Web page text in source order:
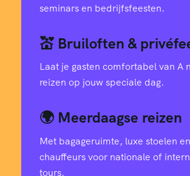
seminars en bedrijfsfeesten.
💒 Bruiloften &
Laat je gasten comfortabel van A
reizen op jouw speciale dag.
🌍 Meerdaagse reizen
Met bagageruimte, luxe stoelen
chauffeurs voor nationale of
tours.
4
6
7
8
6
5
4
3
7
6
5
4
4
0
1
3
7
6
4
3
2
6
3
0
7
4
3
1
9
7
5
5
1
7
3
6
7
7
8